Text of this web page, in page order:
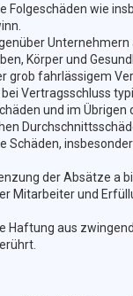
Folgeschäden wie
Unternehmern
Körper und
grob fahrlässigem
Vertragsschluss
und im Übrigen
Schäden,
der Absätze a
Mitarbeiter und
Haftung aus